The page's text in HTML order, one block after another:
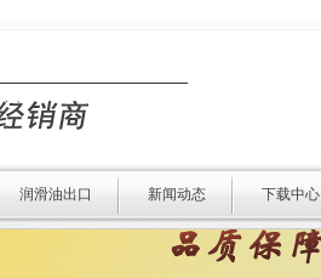
润滑油出口 新闻动态 下载中心